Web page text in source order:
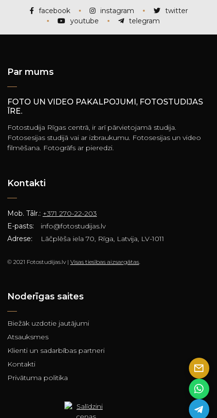
facebook instagram
twitter
youtube
telegram
Par mums
FOTO UN VIDEO PAKALPOJUMI, FOTOSTUDIJAS
ĪRE.
Fotostudija Rīgas centrā, ir arī pārvietojamā studija.
Fotosesijas studijā vai ar izbraukumu. Fotosesijas un video
filmēšana. Fotogrāfs ar pieredzi.
Kontakti
Mob. Tālr.: +371 270-22-203
E-pasts:
info@fotostudijas.lv
Adrese:
Lāčplēša iela 70, Rīga, Latvija, LV-1011
© 2021 Fotostudijas.lv | Visas tiesības aizsargātas
Noderīgas saites
Biežāk uzdotie jautājumi
Atsauksmes
Klienti un sadarbības partneri
Kontakti
Privātuma politika